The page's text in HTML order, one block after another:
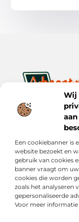
Wij
Een cookiebanner is
website bezoekt en
gebruik van cookies
banner vraagt om
cookies die worden
zoals het analyseren
gepersonaliseerde
Voor meer
Ontwerp je
Ontdek
Bericht
Onze informatie